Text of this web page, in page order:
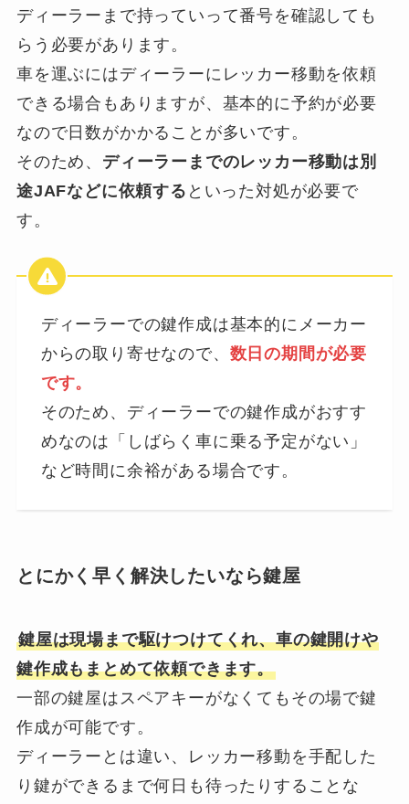
ディーラーまで持っていって番号を確認しても
らう必要があります。
車を運ぶにはディーラーにレッカー移動を依頼
できる場合もありますが、基本的に予約が必要
なので日数がかかることが多いです。
そのため、 ディーラーまでのレッカー移動は別
途JAFなどに依頼する といった対処が必要で
す。
ディーラーでの鍵作成は基本的にメーカー
からの取り寄せなので、 数日の期間が必要
です。
そのため、ディーラーでの鍵作成がおすす
めなのは「しばらく車に乗る予定がない」
など時間に余裕がある場合です。
とにかく早く解決したいなら鍵屋
鍵屋は現場まで駆けつけてくれ、車の鍵開けや
鍵作成もまとめて依頼できます。
一部の鍵屋はスペアキーがなくてもその場で鍵
作成が可能です。
ディーラーとは違い、レッカー移動を手配した
り鍵ができるまで何日も待ったりすることな